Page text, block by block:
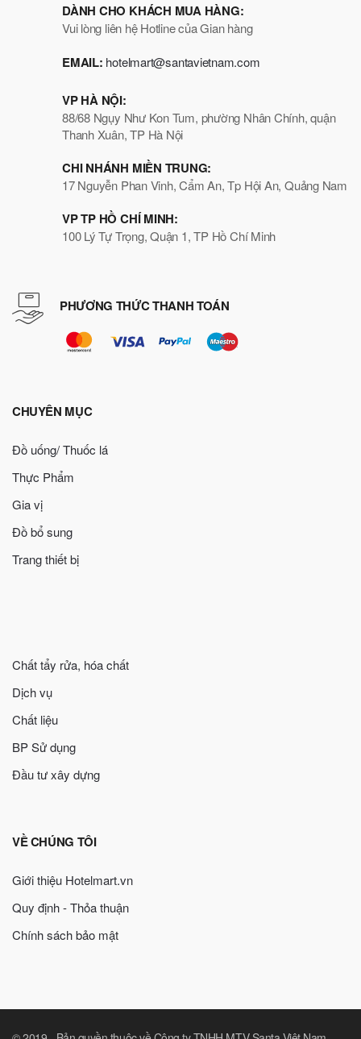
DÀNH CHO KHÁCH MUA HÀNG:
Vui lòng liên hệ Hotline của Gian hàng
EMAIL: hotelmart@santavietnam.com
VP HÀ NỘI:
88/68 Ngụy Như Kon Tum, phường Nhân Chính, quận
Thanh Xuân, TP Hà Nội
CHI NHÁNH MIỀN TRUNG:
17 Nguyễn Phan Vinh, Cẩm An, Tp Hội An, Quảng Nam
VP TP HỒ CHÍ MINH:
100 Lý Tự Trọng, Quận 1, TP Hồ Chí Minh
PHƯƠNG THỨC THANH TOÁN
CHUYÊN MỤC
Đồ uống/ Thuốc lá
Thực Phẩm
Gia vị
Đồ bổ sung
Trang thiết bị
Chất tẩy rửa, hóa chất
Dịch vụ
Chất liệu
BP Sử dụng
Đầu tư xây dựng
VỀ CHÚNG TÔI
Giới thiệu Hotelmart.vn
Quy định - Thỏa thuận
Chính sách bảo mật